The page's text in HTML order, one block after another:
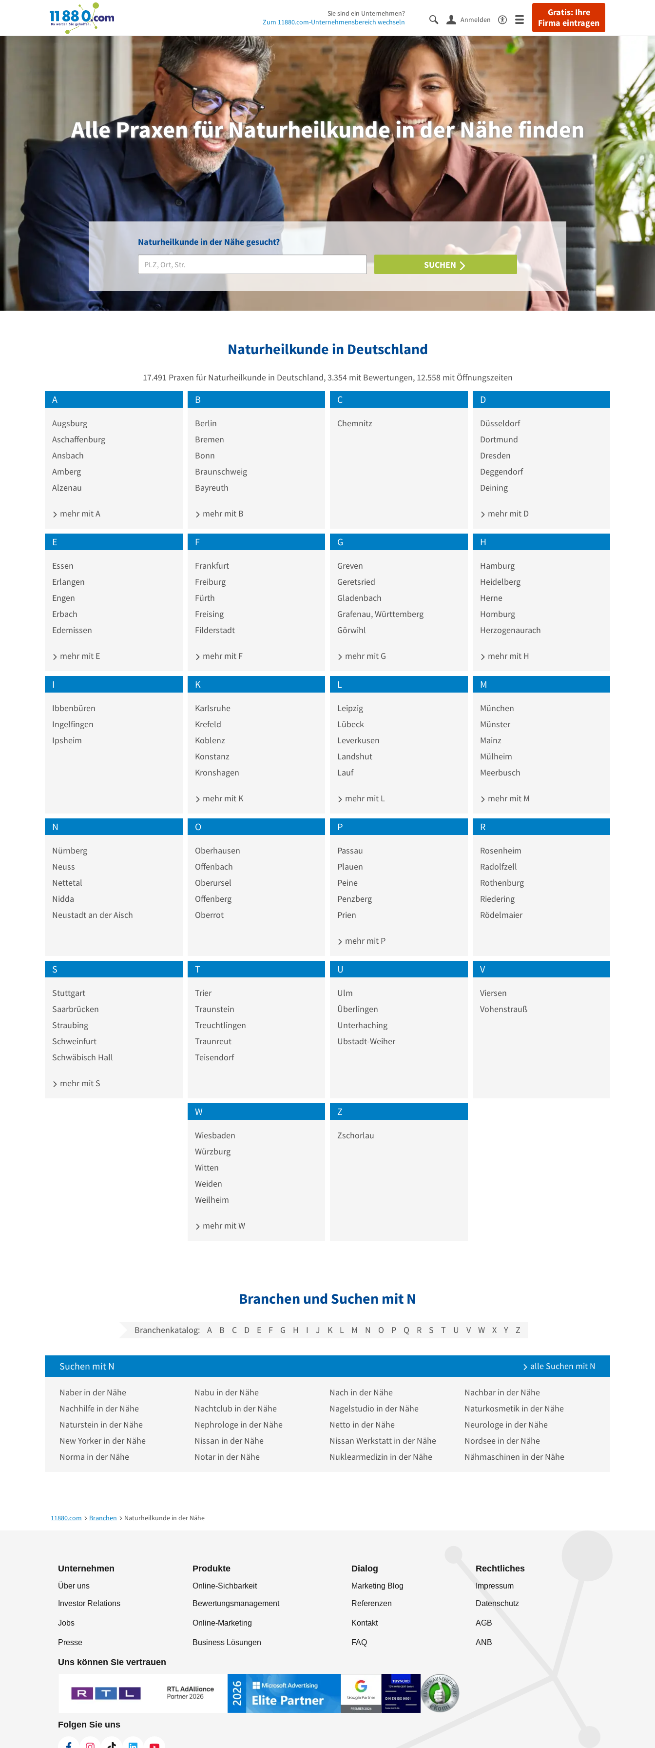
11880.com
Gratis: Ihre
Firma eintragen
Anmelden
Sie sind ein Unternehmen?
Zum 11880.com-Unternehmensbereich wechseln
Naturheilkunde in der Nähe gesucht?
SUCHEN
Alle Praxen für Naturheilkunde in der Nähe finden
Naturheilkunde in Deutschland
17.491 Praxen für Naturheilkunde in Deutschland, 3.354 mit Bewertungen, 12.558 mit Öffnungszeiten
A
Augsburg
Aschaffenburg
Ansbach
Amberg
Alzenau
mehr mit A
B
Berlin
Bremen
Bonn
Braunschweig
Bayreuth
mehr mit B
C
Chemnitz
D
Düsseldorf
Dortmund
Dresden
Deggendorf
Deining
mehr mit D
E
Essen
Erlangen
Engen
Erbach
Edemissen
mehr mit E
F
Frankfurt
Freiburg
Fürth
Freising
Filderstadt
mehr mit F
G
Greven
Geretsried
Gladenbach
Grafenau, Württemberg
Görwihl
mehr mit G
H
Hamburg
Heidelberg
Herne
Homburg
Herzogenaurach
mehr mit H
I
Ibbenbüren
Ingelfingen
Ipsheim
K
Karlsruhe
Krefeld
Koblenz
Konstanz
Kronshagen
mehr mit K
L
Leipzig
Lübeck
Leverkusen
Landshut
Lauf
mehr mit L
M
München
Münster
Mainz
Mülheim
Meerbusch
mehr mit M
N
Nürnberg
Neuss
Nettetal
Nidda
Neustadt an der Aisch
O
Oberhausen
Offenbach
Oberursel
Offenberg
Oberrot
P
Passau
Plauen
Peine
Penzberg
Prien
mehr mit P
R
Rosenheim
Radolfzell
Rothenburg
Riedering
Rödelmaier
S
Stuttgart
Saarbrücken
Straubing
Schweinfurt
Schwäbisch Hall
mehr mit S
T
Trier
Traunstein
Treuchtlingen
Traunreut
Teisendorf
U
Ulm
Überlingen
Unterhaching
Ubstadt-Weiher
V
Viersen
Vohenstrauß
W
Wiesbaden
Würzburg
Witten
Weiden
Weilheim
mehr mit W
Z
Zschorlau
Branchen und Suchen mit N
Branchenkatalog: A B C D E F G H I J K L M N O P Q R S T U V W X Y Z
Suchen mit N alle Suchen mit N
Naber in der Nähe Nabu in der Nähe Nach in der Nähe
Nachbar in der Nähe
Nachhilfe in der Nähe
Nachtclub in der Nähe Nagelstudio in der Nähe
Naturkosmetik in der Nähe
Naturstein in der Nähe
Nephrologe in der Nähe Netto in der Nähe
Neurologe in der Nähe
New Yorker in der Nähe
Nissan in der Nähe Nissan Werkstatt in der Nähe
Nordsee in der Nähe
Norma in der Nähe
Notar in der Nähe Nuklearmedizin in der Nähe Nähmaschinen in der Nähe
11880.com Branchen Naturheilkunde in der Nähe
Unternehmen
Über uns
Investor Relations
Jobs
Presse
Produkte
Online-Sichbarkeit
Bewertungsmanagement
Online-Marketing
Business Lösungen
Dialog
Marketing Blog
Referenzen
Kontakt
FAQ
Rechtliches
Impressum
Datenschutz
AGB
ANB
Uns können Sie vertrauen
Folgen Sie uns